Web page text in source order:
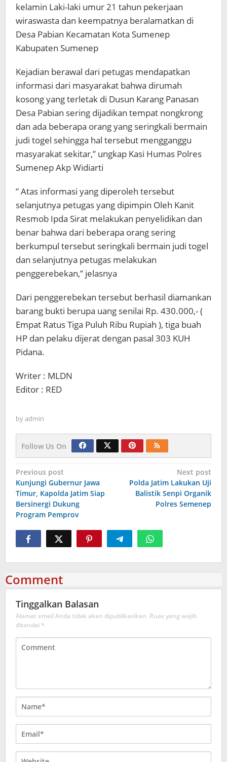
kelamin Laki-laki umur 21 tahun pekerjaan
wiraswasta dan keempatnya beralamatkan di
Desa Pabian Kecamatan Kota Sumenep
Kabupaten Sumenep
Kejadian berawal dari petugas mendapatkan
informasi dari masyarakat bahwa dirumah
kosong yang terletak di Dusun Karang Panasan
Desa Pabian sering dijadikan tempat nongkrong
dan ada beberapa orang yang seringkali bermain
judi togel sehingga hal tersebut mengganggu
masyarakat sekitar,” ungkap Kasi Humas Polres
Sumenep Akp Widiarti
” Atas informasi yang diperoleh tersebut
selanjutnya petugas yang dipimpin Oleh Kanit
Resmob Ipda Sirat melakukan penyelidikan dan
benar bahwa dari beberapa orang sering
berkumpul tersebut seringkali bermain judi togel
dan selanjutnya petugas melakukan
penggerebekan,” jelasnya
Dari penggerebekan tersebut berhasil diamankan
barang bukti berupa uang senilai Rp. 430.000,- (
Empat Ratus Tiga Puluh Ribu Rupiah ), tiga buah
HP dan pelaku dijerat dengan pasal 303 KUH
Pidana.
Writer : MLDN
Editor : RED
byadmin
Follow Us On
Navigasi
pos
Previous post
Kunjungi Gubernur Jawa
Timur, Kapolda Jatim Siap
Bersinergi Dukung
Program Pemprov
Next post
Polda Jatim Lakukan Uji
Balistik Senpi Organik
Polres Semenep
Comment
Tinggalkan Balasan
Alamat email Anda tidak akan dipublikasikan. Ruas yang wajib
ditandai *